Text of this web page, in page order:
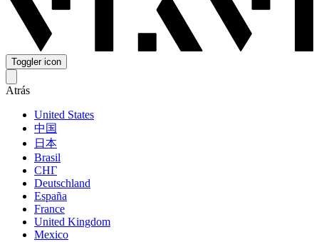
Toggler icon
Atrás
United States
中国
日本
Brasil
СНГ
Deutschland
España
France
United Kingdom
Mexico